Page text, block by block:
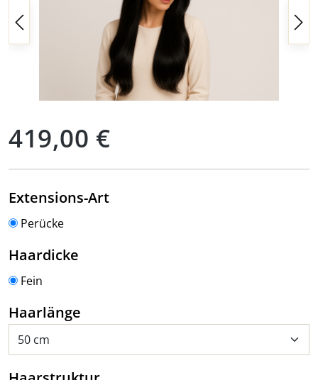
419,00 €
Extensions-Artauswählen
Perücke
Haardicke
Fein
Haarlänge